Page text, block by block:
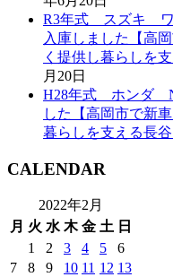
R3年式 スズキ ワ
入庫しました【高
く提供し暮らしを
月20日
H28年式 ホンダ
した【高岡市で新
暮らしを支える長谷
CALENDAR
2022年2月
月 火 水 木 金 土 日
1
2 3 4 5
6
7
8 9 10 11 12 13